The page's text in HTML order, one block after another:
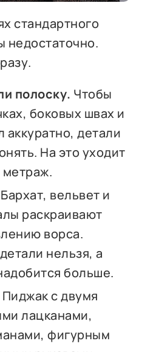
стандартного
недостаточно.
полоску. Чтобы
боковых швах и
аккуратно, детали
На это уходит
Бархат, вельвет и
раскраивают
ворса.
нельзя, а
больше.
Пиджак с двумя
лацканами,
фигурным